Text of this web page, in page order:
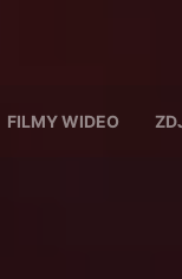
FILMY WIDEO